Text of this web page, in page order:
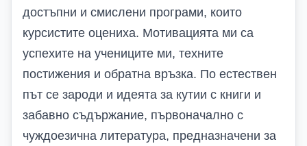
достъпни и смислени програми, които
курсистите оцениха. Мотивацията ми са
успехите на учениците ми, техните
постижения и обратна връзка. По естествен
път се зароди и идеята за кутии с книги и
забавно съдържание, първоначално с
чуждоезична литература, предназначени за